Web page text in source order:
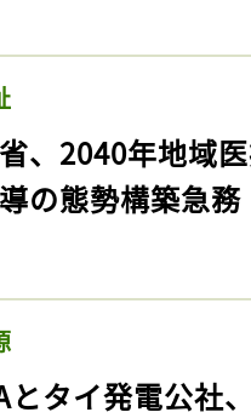
省、2040年地域
の態勢構築急務
とタイ発電公社